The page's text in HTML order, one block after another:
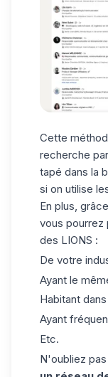
Cette
recherche
tapé dans la
si on utilise
En plus,
vous pourrez
des LIONS :
De votre
Ayant le
Habitant
Ayant
Etc.
N'oubliez